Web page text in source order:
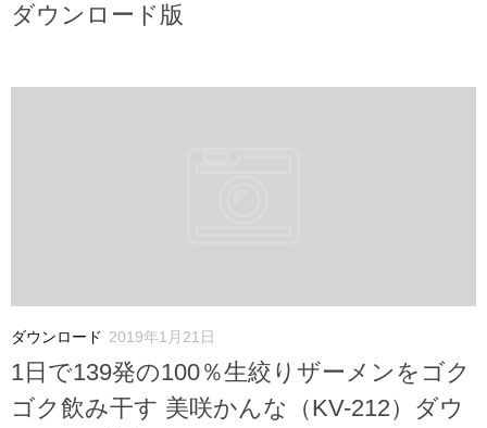
ダウンロード版
ダウンロード 2019年1月21日
1日で139発の100％生絞りザーメンをゴク
ゴク飲み干す 美咲かんな（KV-212）ダウ